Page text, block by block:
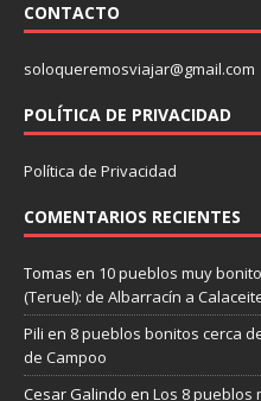
CONTACTO
soloqueremosviajar@gmail.com
POLÍTICA DE PRIVACIDAD
Política de Privacidad
COMENTARIOS RECIENTES
Tomas en 10 pueblos muy
(Teruel): de Albarracín a
Pili en 8 pueblos bonitos cerca
de Campoo
Cesar Galindo en Los 8 pueblos